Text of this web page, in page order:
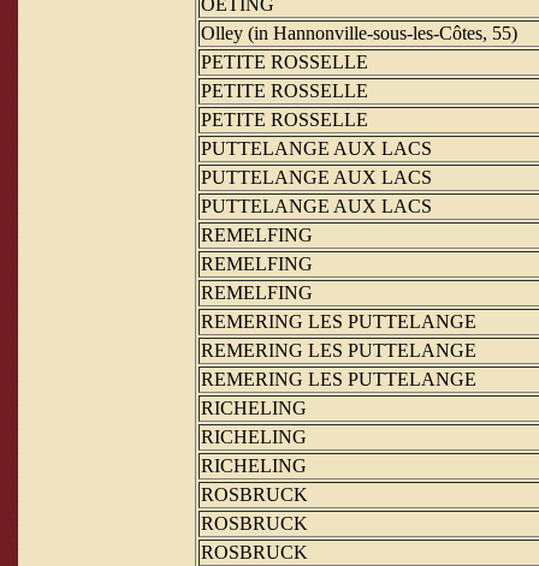
OETING
Olley (in Hannonville-sous-les-Côtes, 55)
PETITE ROSSELLE
PETITE ROSSELLE
PETITE ROSSELLE
PUTTELANGE AUX LACS
PUTTELANGE AUX LACS
PUTTELANGE AUX LACS
REMELFING
REMELFING
REMELFING
REMERING LES PUTTELANGE
REMERING LES PUTTELANGE
REMERING LES PUTTELANGE
RICHELING
RICHELING
RICHELING
ROSBRUCK
ROSBRUCK
ROSBRUCK